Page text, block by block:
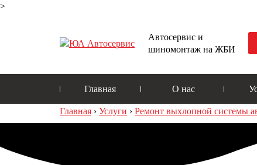
>
Автосервис и
шиномонтаж на ЖБИ
Главная О нас
Главная › Услуги › Ремонт выхлопной системы